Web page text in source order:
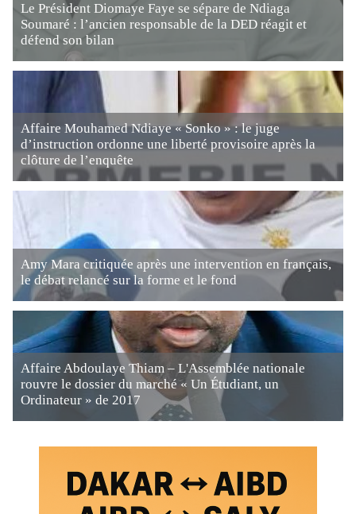
Le Président Diomaye Faye se sépare de Ndiaga
Soumaré : l’ancien responsable de la DED réagit et
défend son bilan
Affaire Mouhamed Ndiaye « Sonko » : le juge
d’instruction ordonne une liberté provisoire après la
clôture de l’enquête
Amy Mara critiquée après une intervention en français,
le débat relancé sur la forme et le fond
Affaire Abdoulaye Thiam – L'Assemblée nationale
rouvre le dossier du marché « Un Étudiant, un
Ordinateur » de 2017